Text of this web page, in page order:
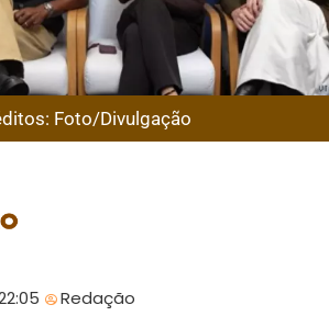
Foto/Divulgação
Redação